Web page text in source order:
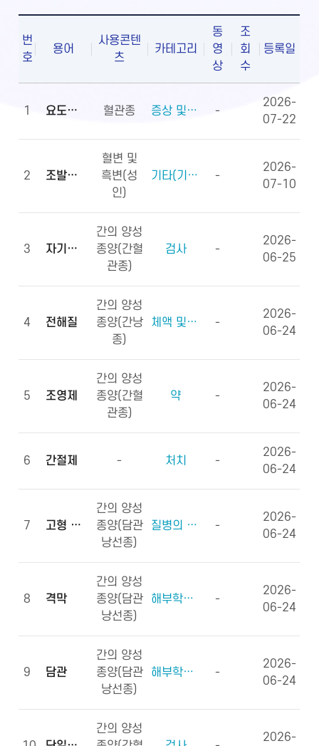
번
호
용어
사용콘텐
츠
카테고리
동
영
상
조
회
수
등록일
1 요도하열 혈관종 증상 및 징후(증상) -
2026-
07-22
2 조발생률
혈변 및
흑변(성
인)
기타(기타용어) -
2026-
07-10
3 자기공명영상
간의 양성
종양(간혈
관종)
검사 -
2026-
06-25
4 전해질
간의 양성
종양(간낭
종)
체액 및 전해질, 영양소 -
2026-
06-24
5 조영제
간의 양성
종양(간혈
관종)
약 -
2026-
06-24
6 간절제 - 처치 -
2026-
06-24
7 고형 종괴
간의 양성
종양(담관
낭선종)
질병의 형태학 -
2026-
06-24
8 격막
간의 양성
종양(담관
낭선종)
해부학적부위 (신체구조) -
2026-
06-24
9 담관
간의 양성
종양(담관
낭선종)
해부학적부위 (신체구조) -
2026-
06-24
간의 양성
2026-